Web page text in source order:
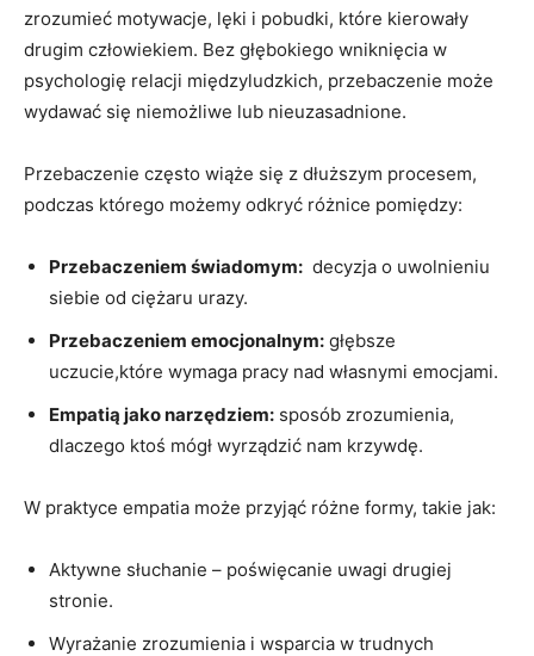
zrozumieć motywacje, lęki i pobudki, które kierowały
drugim⁢ człowiekiem. Bez głębokiego wniknięcia w
⁣psychologię relacji międzyludzkich, przebaczenie może
wydawać się niemożliwe lub nieuzasadnione.
Przebaczenie często wiąże się z dłuższym procesem,
podczas którego możemy odkryć różnice pomiędzy:
Przebaczeniem świadomym: ‍ decyzja o uwolnieniu
siebie od‍ ciężaru urazy.
Przebaczeniem emocjonalnym: ⁣głębsze
uczucie,które⁢ wymaga pracy nad własnymi emocjami.
Empatią jako narzędziem: sposób zrozumienia,
dlaczego ktoś mógł wyrządzić nam krzywdę.
W praktyce empatia⁤ może przyjąć różne formy, takie jak:
Aktywne słuchanie – poświęcanie uwagi drugiej
stronie.
Wyrażanie zrozumienia i ‍wsparcia ‌w trudnych